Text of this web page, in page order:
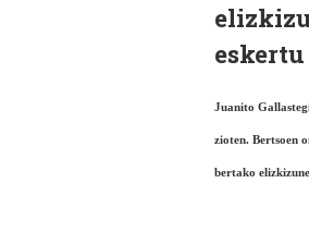
Juanito
zioten. Bertsoen
bertako